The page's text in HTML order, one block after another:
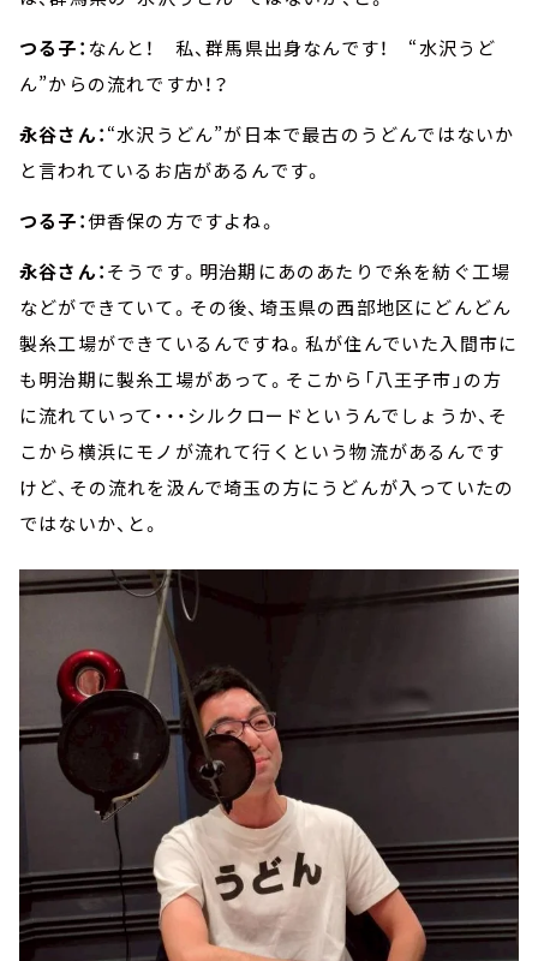
つる子： なんと！ 私、群馬県出身なんです！ “水沢うど
ん”からの流れですか！？
永谷さん：“水沢うどん”が日本で最古のうどんではないか
と言われているお店があるんです。
つる子：伊香保の方ですよね。
永谷さん：そうです。明治期にあのあたりで糸を紡ぐ工場
などができていて。その後、埼玉県の西部地区にどんどん
製糸工場ができているんですね。私が住んでいた入間市に
も明治期に製糸工場があって。そこから「八王子市」の方
に流れていって・・・シルクロードというんでしょうか、そ
こから横浜にモノが流れて行くという物流があるんです
けど、その流れを汲んで埼玉の方にうどんが入っていたの
ではないか、と。